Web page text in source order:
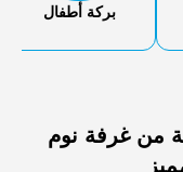
بركة أطفال
من غرفة نوم